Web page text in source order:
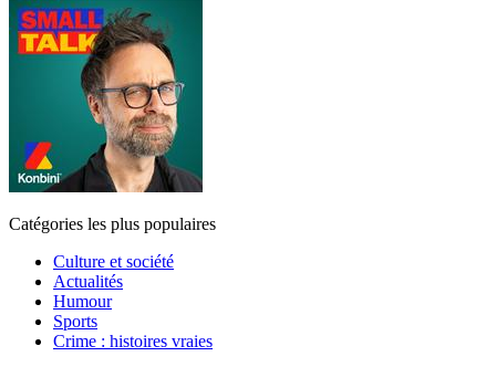
Catégories les plus populaires
Culture et société
Actualités
Humour
Sports
Crime : histoires vraies